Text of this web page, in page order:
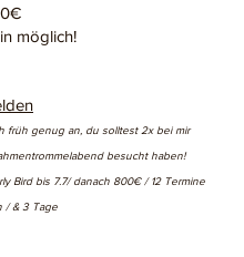
möglich!
früh genug an, du solltest 2x bei mir
besucht haben!
Bird bis 7.7/ danach 800€ / 12 Termine
/ & 3 Tage